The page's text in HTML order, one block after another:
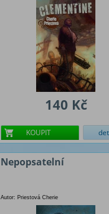
140 Kč
KOUPIT
Nepopsatelní
Autor: Priestová Cherie